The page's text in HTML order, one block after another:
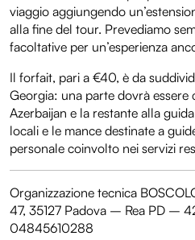
viaggio aggiungendo
alla fine del tour. Prevediamo
facoltative per un’esperienza
Il forfait, pari a €40, è da
Georgia: una parte dovrà essere
Azerbaijan e la restante alla
locali e le mance destinate a
personale coinvolto nei servizi
Organizzazione tecnica
47, 35127 Padova – Rea PD –
04845610288